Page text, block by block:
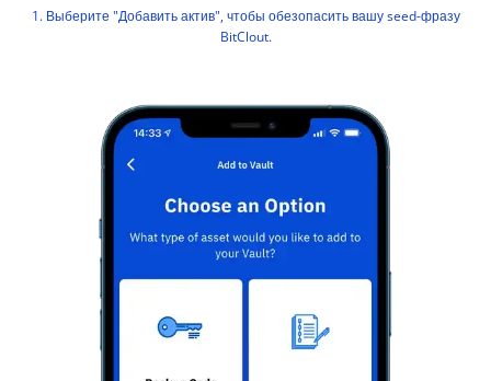
1. Выберите "Добавить актив", чтобы обезопасить вашу seed-фразу
BitClout.